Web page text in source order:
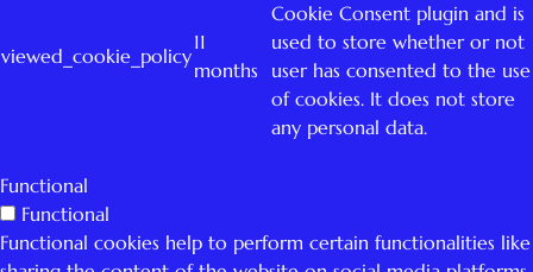
viewed_cookie_policy
11
months
Cookie Consent plugin and is
used to store whether or not
user has consented to the use
of cookies. It does not store
any personal data.
Functional
Functional
Functional cookies help to perform certain functionalities like